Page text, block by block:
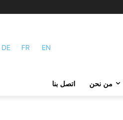
DE FR EN
من نحن اتصل بنا